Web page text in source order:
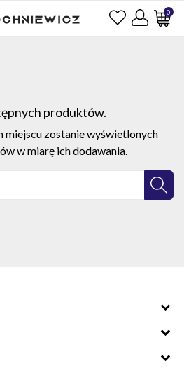
0
produktów.
miejscu zostanie wyświetlonych
w miarę ich dodawania.